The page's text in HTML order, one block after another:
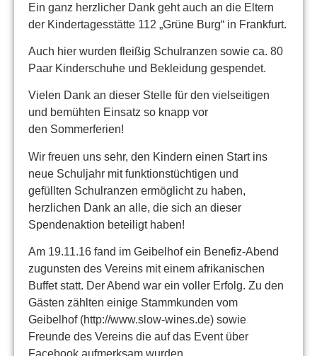
Ein ganz herzlicher Dank geht auch an die Eltern
der Kindertagesstätte 112 „Grüne Burg“ in Frankfurt.
Auch hier wurden fleißig Schulranzen sowie ca. 80
Paar Kinderschuhe und Bekleidung gespendet.
Vielen Dank an dieser Stelle für den vielseitigen
und bemühten Einsatz so knapp vor
den Sommerferien!
Wir freuen uns sehr, den Kindern einen Start ins
neue Schuljahr mit funktionstüchtigen und
gefüllten Schulranzen ermöglicht zu haben,
herzlichen Dank an alle, die sich an dieser
Spendenaktion beteiligt haben!
Am 19.11.16 fand im Geibelhof ein Benefiz-Abend
zugunsten des Vereins mit einem afrikanischen
Buffet statt. Der Abend war ein voller Erfolg. Zu den
Gästen zählten einige Stammkunden vom
Geibelhof (http://www.slow-wines.de) sowie
Freunde des Vereins die auf das Event über